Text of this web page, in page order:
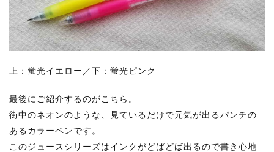
上：蛍光イエロー／下：蛍光ピンク
最後にご紹介するのがこちら。
街中のネオンのような、見ているだけで元気が出るパンチの
あるカラーペンです。
このジュースシリーズはインクがどばどば出るので書き心地